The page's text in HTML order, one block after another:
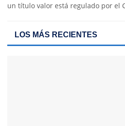
un título valor está regulado por el
LOS MÁS RECIENTES